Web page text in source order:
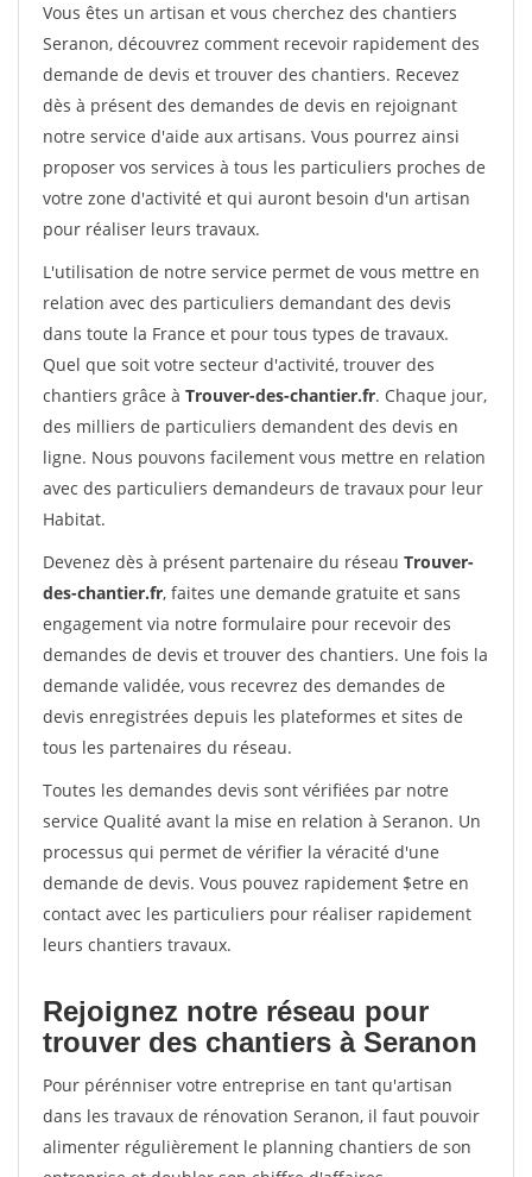
Vous êtes un artisan et vous cherchez des chantiers
Seranon, découvrez comment recevoir rapidement des
demande de devis et trouver des chantiers. Recevez
dès à présent des demandes de devis en rejoignant
notre service d'aide aux artisans. Vous pourrez ainsi
proposer vos services à tous les particuliers proches de
votre zone d'activité et qui auront besoin d'un artisan
pour réaliser leurs travaux.
L'utilisation de notre service permet de vous mettre en
relation avec des particuliers demandant des devis
dans toute la France et pour tous types de travaux.
Quel que soit votre secteur d'activité, trouver des
chantiers grâce à Trouver-des-chantier.fr. Chaque jour,
des milliers de particuliers demandent des devis en
ligne. Nous pouvons facilement vous mettre en relation
avec des particuliers demandeurs de travaux pour leur
Habitat.
Devenez dès à présent partenaire du réseau Trouver-
des-chantier.fr, faites une demande gratuite et sans
engagement via notre formulaire pour recevoir des
demandes de devis et trouver des chantiers. Une fois la
demande validée, vous recevrez des demandes de
devis enregistrées depuis les plateformes et sites de
tous les partenaires du réseau.
Toutes les demandes devis sont vérifiées par notre
service Qualité avant la mise en relation à Seranon. Un
processus qui permet de vérifier la véracité d'une
demande de devis. Vous pouvez rapidement $etre en
contact avec les particuliers pour réaliser rapidement
leurs chantiers travaux.
Rejoignez notre réseau pour
trouver des chantiers à Seranon
Pour pérénniser votre entreprise en tant qu'artisan
dans les travaux de rénovation Seranon, il faut pouvoir
alimenter régulièrement le planning chantiers de son